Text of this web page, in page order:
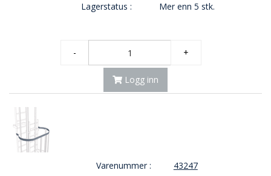
Lagerstatus :
Mer enn 5 stk.
- +
Logg inn
Varenummer :
43247